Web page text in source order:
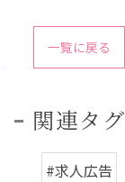
一覧に戻る
関連タグ
#求人広告